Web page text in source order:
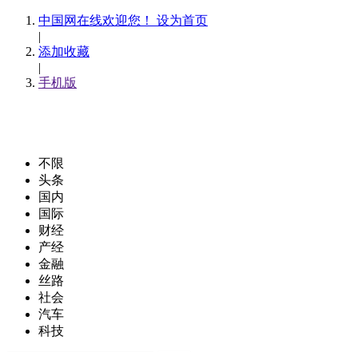
中国网在线欢迎您！ 设为首页
|
添加收藏
|
手机版
不限
头条
国内
国际
财经
产经
金融
丝路
社会
汽车
科技